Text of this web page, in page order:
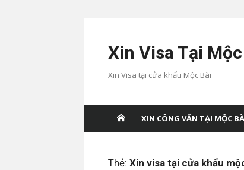
Xin Visa Tại
Xin Visa tại cửa khẩu Mộc Bài
XIN CÔNG VĂN TẠI MỘC
Thẻ: Xin visa tại cửa khẩu